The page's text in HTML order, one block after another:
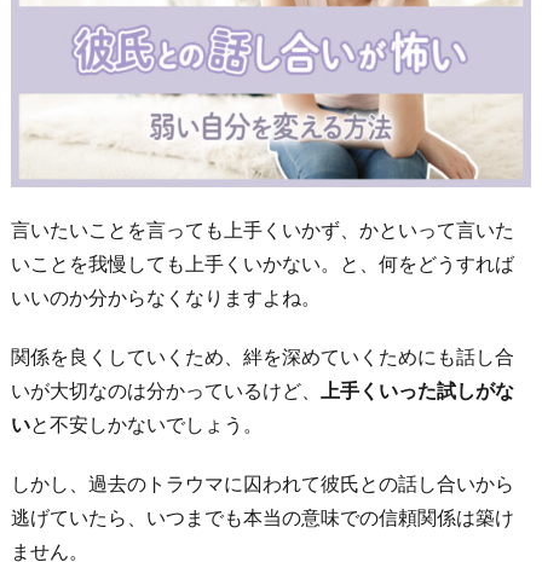
言いたいことを言っても上手くいかず、かといって言いた
いことを我慢しても上手くいかない。と、何をどうすれば
いいのか分からなくなりますよね。
関係を良くしていくため、絆を深めていくためにも話し合
いが大切なのは分かっているけど、
上手くいった試しがな
いと不安しかないでしょう。
しかし、過去のトラウマに囚われて彼氏との話し合いから
逃げていたら、いつまでも本当の意味での信頼関係は築け
ません。